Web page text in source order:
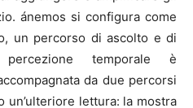
ánemos si configura come
un percorso di ascolto e di
temporale è
da due percorsi
un’ulteriore lettura: la mostra